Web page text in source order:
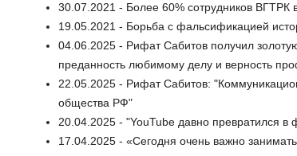
30.07.2021 - Более 60% сотрудников ВГТРК
19.05.2021 - Борьба с фальсификацией
04.06.2025 - Рифат Сабитов получил
преданность любимому делу и верность
22.05.2025 - Рифат Сабитов:
общества РФ"
20.04.2025 - "YouTube давно превратился
17.04.2025 - «Сегодня очень важно